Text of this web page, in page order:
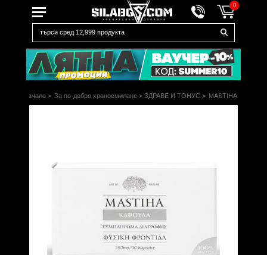
0
Начало > За по-добро храносмилане >ЗДРАВЕ И ТОНУС > MASTIHA